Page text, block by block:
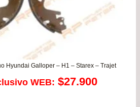
Hyundai Galloper – H1 – Starex – Trajet
WEB: $27.900